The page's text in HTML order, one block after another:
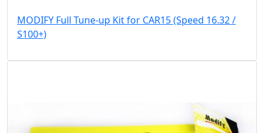
MODIFY Full Tune-up Kit for CAR15 (Speed 16.32 /
S100+)